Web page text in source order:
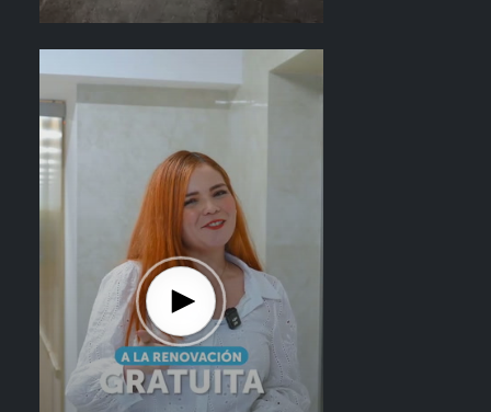
Steven Anzora